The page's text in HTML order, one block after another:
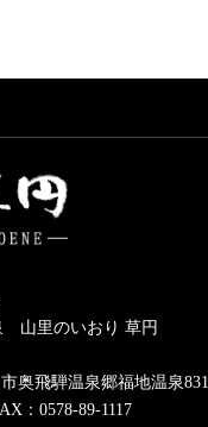
山里のいおり 草円
奥飛騨温泉郷福地温泉831
：0578-89-1117